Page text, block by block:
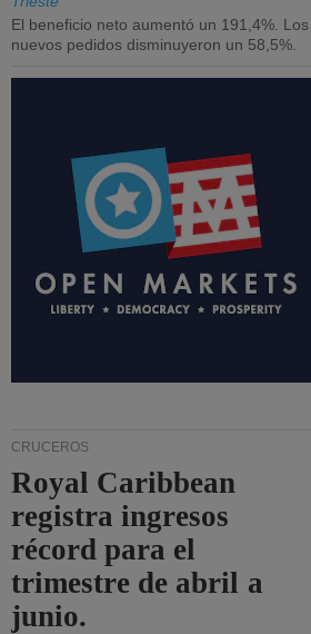
El beneficio neto aumentó un 191,4%. Los
nuevos pedidos disminuyeron un 58,5%.
CRUCEROS
Royal Caribbean
registra ingresos
récord para el
trimestre de abril a
junio.